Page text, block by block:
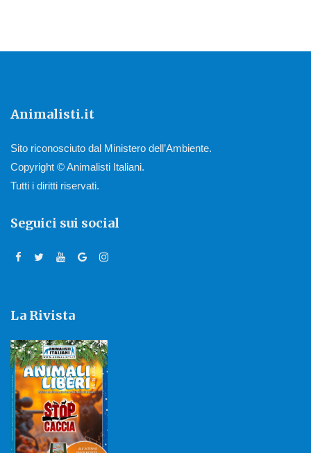
Animalisti.it
Sito riconosciuto dal Ministero dell’Ambiente.
Copyright © Animalisti Italiani.
Tutti i diritti riservati.
Seguici sui social
La Rivista